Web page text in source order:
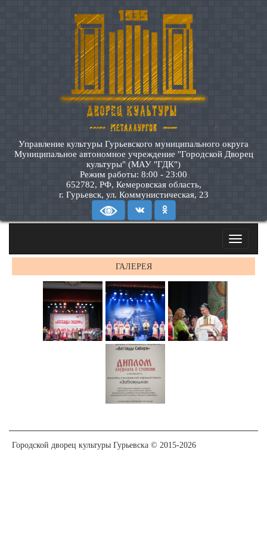
Управление культуры Гурьевского муниципального округа
Муниципальное автономное учреждение "Городской Дворец
культуры" (МАУ "ГДК")
Режим работы: 8:00 - 23:00
652782, РФ, Кемеровская область,
г. Гурьевск, ул. Коммунистическая, 23
Toggle
ГАЛЕРЕЯ
Городской дворец культуры Гурьевска © 2015-2026